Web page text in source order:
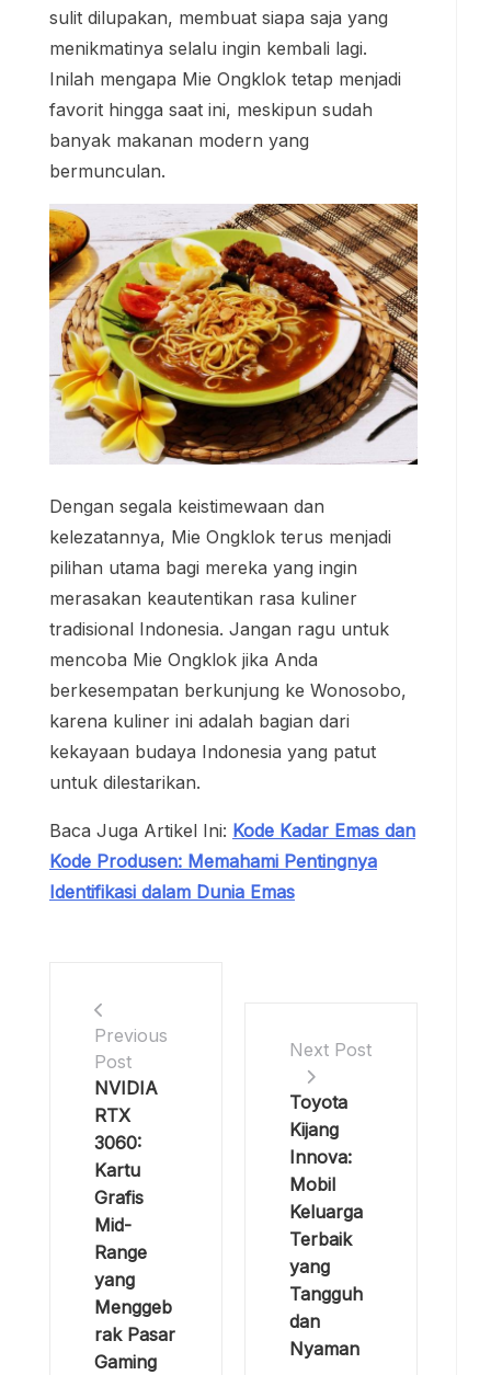
sulit dilupakan, membuat siapa saja yang
menikmatinya selalu ingin kembali lagi.
Inilah mengapa Mie Ongklok tetap menjadi
favorit hingga saat ini, meskipun sudah
banyak makanan modern yang
bermunculan.
Dengan segala keistimewaan dan
kelezatannya, Mie Ongklok terus menjadi
pilihan utama bagi mereka yang ingin
merasakan keautentikan rasa kuliner
tradisional Indonesia. Jangan ragu untuk
mencoba Mie Ongklok jika Anda
berkesempatan berkunjung ke Wonosobo,
karena kuliner ini adalah bagian dari
kekayaan budaya Indonesia yang patut
untuk dilestarikan.
Baca Juga Artikel Ini: Kode Kadar Emas dan
Kode Produsen: Memahami Pentingnya
Identifikasi dalam Dunia Emas
Previous
Post
NVIDIA
RTX
3060:
Kartu
Grafis
Mid-
Range
yang
Menggeb
rak Pasar
Gaming
Next Post
Toyota
Kijang
Innova:
Mobil
Keluarga
Terbaik
yang
Tangguh
dan
Nyaman